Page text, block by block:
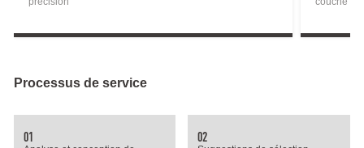
Processus de service
01 02